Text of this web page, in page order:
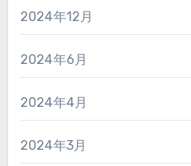
2024年12月
2024年6月
2024年4月
2024年3月